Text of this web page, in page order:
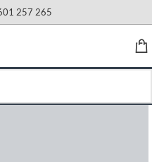
257 265